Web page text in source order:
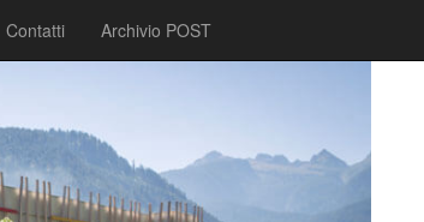
Contatti Archivio POST